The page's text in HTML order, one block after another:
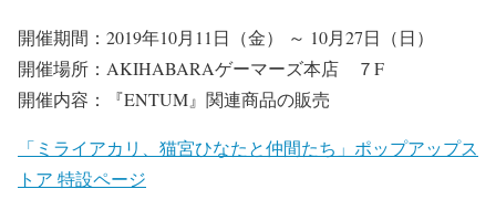
開催期間：2019年10月11日（金） ～ 10月27日（日）
開催場所：AKIHABARAゲーマーズ本店 ７F
開催内容：『ENTUM』関連商品の販売
「ミライアカリ、猫宮ひなたと仲間たち」ポップアップス
トア 特設ページ